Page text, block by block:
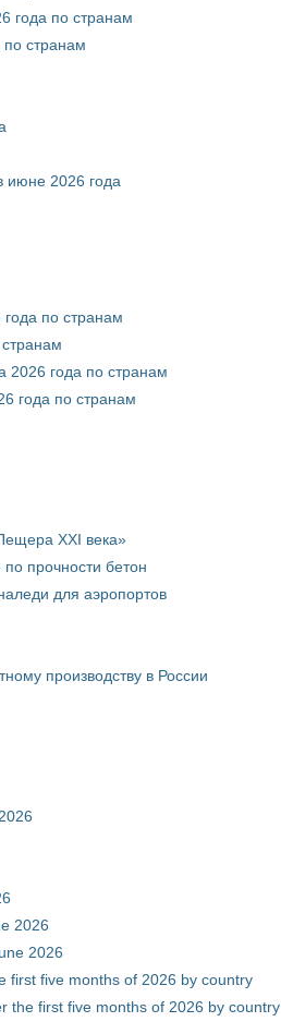
года по странам
по странам
июне 2026 года
по странам
2026 года по странам
года по странам
XXI века»
прочности бетон
для аэропортов
производству в России
2026
2026
first five months of 2026 by country
the first five months of 2026 by country